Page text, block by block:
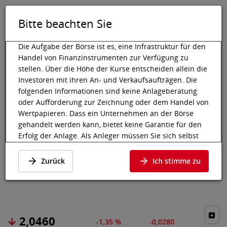
Toggle
Wiener Börse Marktdaten Aktien & Sonstige Preisdaten
Bitte beachten Sie
Die Aufgabe der Börse ist es, eine Infrastruktur für den
Handel von Finanzinstrumenten zur Verfügung zu
stellen. Über die Höhe der Kurse entscheiden allein die
Investoren mit ihren An- und Verkaufsaufträgen. Die
folgenden Informationen sind keine Anlageberatung
oder Aufforderung zur Zeichnung oder dem Handel von
Wertpapieren. Dass ein Unternehmen an der Börse
gehandelt werden kann, bietet keine Garantie für den
Erfolg der Anlage. Als Anleger müssen Sie sich selbst
Risiken, bis hin zum Totalverlust, abwägen. Lassen Sie
sich gegebenenfalls beraten. Besonders bei jüngeren
und kleineren Unternehmen kann es zu höheren
Die nachfolgenden Wertpapiere notieren an einem
Zurück Ich stimme zu
JUVENTUS
FOOTBALL CLUB
SPA
Preisdaten ·IT0005572778
2,0460 -1,35 % -0,0280